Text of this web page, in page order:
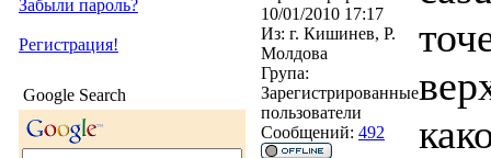
Забыли пароль?
Регистрация!
Google Search
10/01/2010 17:17
Из: г. Кишинев, Р.
Молдова
Група:
Зарегистрированные
пользователи
Сообщений: 492